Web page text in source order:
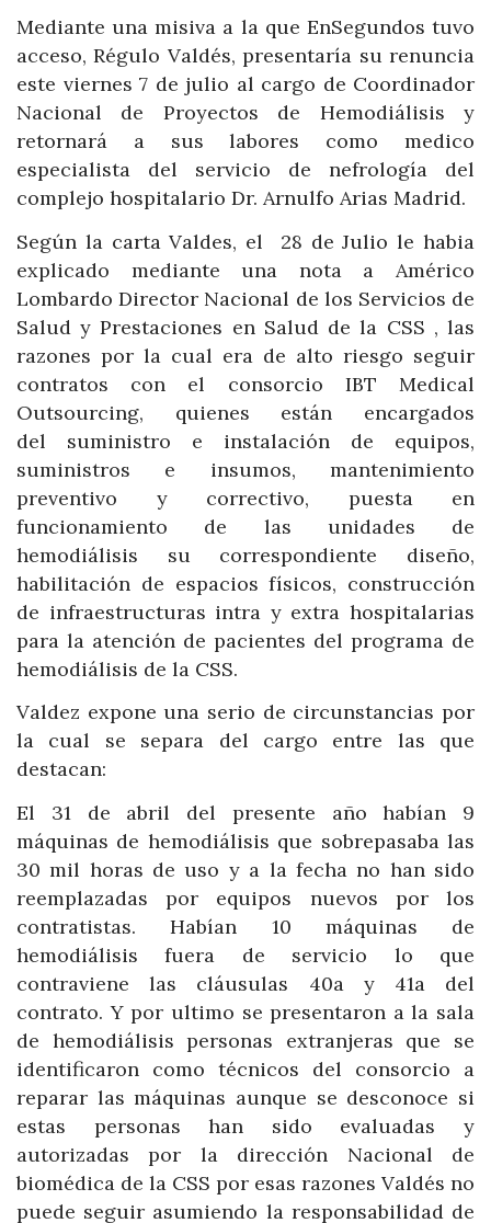
Mediante una misiva a la que EnSegundos tuvo
acceso, Régulo Valdés, presentaría su renuncia
este viernes 7 de julio al cargo de Coordinador
Nacional de Proyectos de Hemodiálisis y
retornará a sus labores como medico
especialista del servicio de nefrología del
complejo hospitalario Dr. Arnulfo Arias Madrid.
Según la carta Valdes, el 28 de Julio le habia
explicado mediante una nota a Américo
Lombardo Director Nacional de los Servicios de
Salud y Prestaciones en Salud de la CSS , las
razones por la cual era de alto riesgo seguir
contratos con el consorcio IBT Medical
Outsourcing, quienes están encargados
del suministro e instalación de equipos,
suministros e insumos, mantenimiento
preventivo y correctivo, puesta en
funcionamiento de las unidades de
hemodiálisis su correspondiente diseño,
habilitación de espacios físicos, construcción
de infraestructuras intra y extra hospitalarias
para la atención de pacientes del programa de
hemodiálisis de la CSS.
Valdez expone una serio de circunstancias por
la cual se separa del cargo entre las que
destacan:
El 31 de abril del presente año habían 9
máquinas de hemodiálisis que sobrepasaba las
30 mil horas de uso y a la fecha no han sido
reemplazadas por equipos nuevos por los
contratistas. Habían 10 máquinas de
hemodiálisis fuera de servicio lo que
contraviene las cláusulas 40a y 41a del
contrato. Y por ultimo se presentaron a la sala
de hemodiálisis personas extranjeras que se
identificaron como técnicos del consorcio a
reparar las máquinas aunque se desconoce si
estas personas han sido evaluadas y
autorizadas por la dirección Nacional de
biomédica de la CSS por esas razones Valdés no
puede seguir asumiendo la responsabilidad de